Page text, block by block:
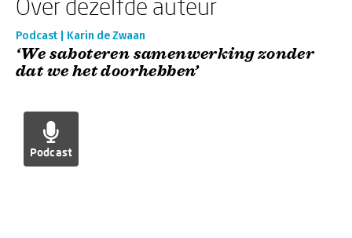
Over dezelfde auteur
Podcast | Karin de Zwaan
‘We saboteren samenwerking zonder
dat we het doorhebben’
Podcast